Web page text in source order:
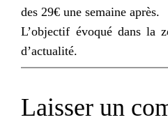
des 29€ une semaine après.
L’objectif évoqué dans la
d’actualité.
Laisser un